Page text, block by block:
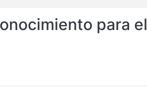
para el